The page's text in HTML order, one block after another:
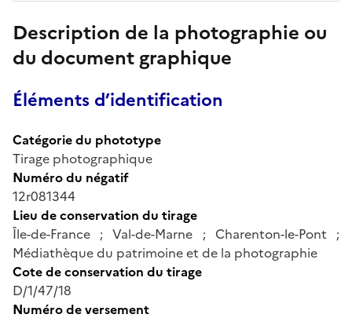
Description de la photographie ou
du document graphique
Éléments d’identification
Catégorie du phototype
Tirage photographique
Numéro du négatif
12r081344
Lieu de conservation du tirage
Île-de-France ; Val-de-Marne ; Charenton-le-Pont ;
Médiathèque du patrimoine et de la photographie
Cote de conservation du tirage
D/1/47/18
Numéro de versement